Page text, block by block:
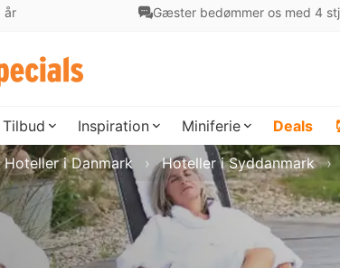
år Gæster bedømmer os med 4
Tilbud Inspiration Miniferie Deals
Hoteller i Danmark Hoteller i Syddanmark